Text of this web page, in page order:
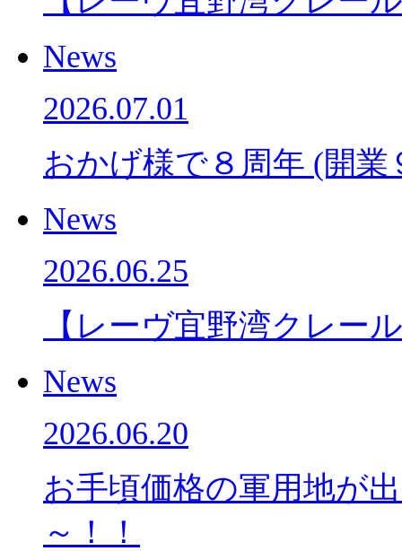
News
2026.07.01
おかげ様で８周年 (
News
2026.06.25
【レーヴ宜野湾クレー
News
2026.06.20
お手頃価格の軍用地が
～！！